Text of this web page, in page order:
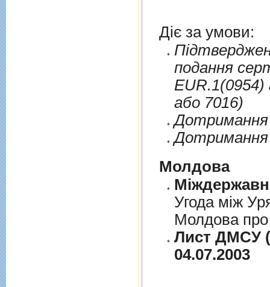
Діє за умови:
подання
EUR.1(0954)
або 7016)
Дотримання
Дотримання
Молдова
Угода між
Молдова про
Лист ДМСУ
04.07.2003